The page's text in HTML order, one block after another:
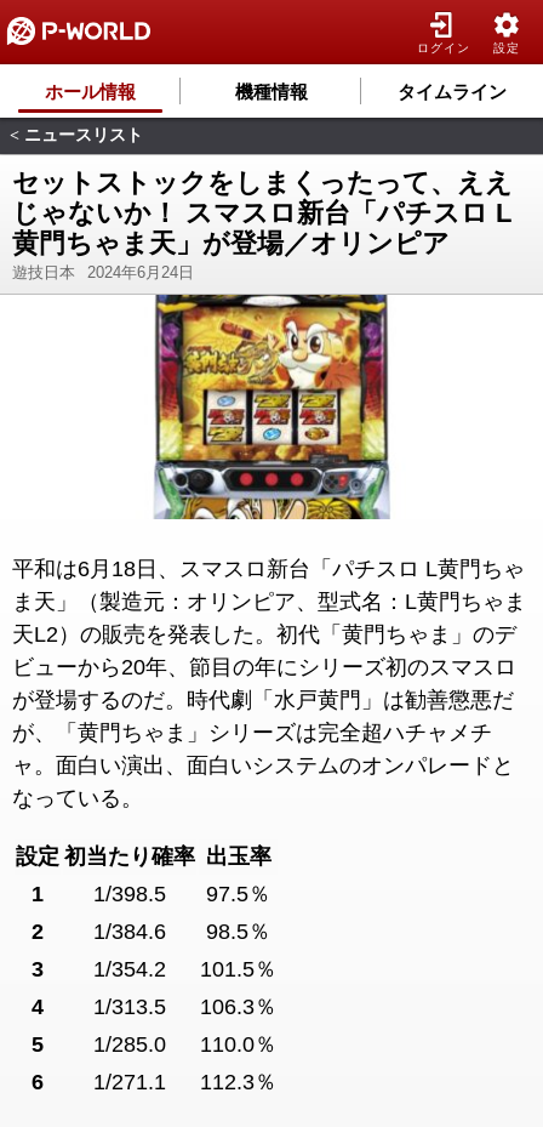
ログイン 設定
ホール情報 機種情報 タイムライン
< ニュースリスト
セットストックをしまくったって、ええ
じゃないか！ スマスロ新台「パチスロ L
黄門ちゃま天」が登場／オリンピア
遊技日本 2024年6月24日
平和は6月18日、スマスロ新台「パチスロ L黄門ちゃ
ま天」（製造元：オリンピア、型式名：L黄門ちゃま
天L2）の販売を発表した。初代「黄門ちゃま」のデ
ビューから20年、節目の年にシリーズ初のスマスロ
が登場するのだ。時代劇「水戸黄門」は勧善懲悪だ
が、「黄門ちゃま」シリーズは完全超ハチャメチ
ャ。面白い演出、面白いシステムのオンパレードと
なっている。
設定 初当たり確率 出玉率
1
1/398.5
97.5％
2
1/384.6
98.5％
3
1/354.2
101.5％
4
1/313.5
106.3％
5
1/285.0
110.0％
6
1/271.1 112.3％